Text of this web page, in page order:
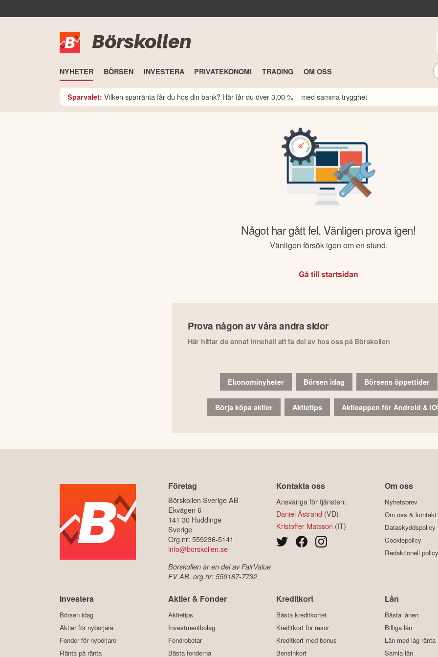
Börskollen
NYHETER BÖRSEN INVESTERA PRIVATEKONOMI TRADING OM OSS
Sparvalet: Vilken sparränta får du hos din bank? Här får du över 3,00 % – med samma trygghet
Något har gått fel. Vänligen prova igen!
Vänligen försök igen om en stund.
Gå till startsidan
Prova någon av våra andra sidor
Här hittar du annat innehåll att ta del av hos oss på Börskollen
Ekonominyheter Börsen idag Börsens öppettider
Börja köpa aktier Aktietips Aktieappen för Android &
Företag
Börskollen Sverige AB
Ekvägen 6
141 30 Huddinge
Sverige
Org.nr: 559236-5141
info@borskollen.se
Börskollen är en del av FairValue
FV AB, org.nr: 559187-7732
Kontakta oss
Ansvariga för tjänsten:
Daniel Åstrand (VD)
Kristoffer Matsson (IT)
Om oss
Nyhetsbrev
Om oss & kontakt
Dataskyddspolicy
Cookiepolicy
Redaktionell policy
Investera
Börsen idag
Aktier för nybörjare
Fonder för nybörjare
Ränta på ränta
Aktier & Fonder
Aktietips
Investmentbolag
Fondrobotar
Bästa fonderna
Kreditkort
Bästa kreditkortet
Kreditkort för resor
Kreditkort med bonus
Bensinkort
Lån
Bästa lånen
Billiga lån
Lån med låg ränta
Samla lån